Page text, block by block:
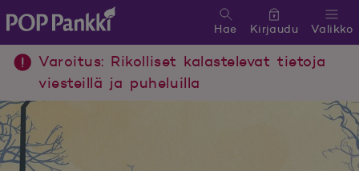
POP Pankki, etusivulle
Valikko
Hae Kirjaudu
Varoitus: Rikolliset kalastelevat tietoja
viesteillä ja puheluilla